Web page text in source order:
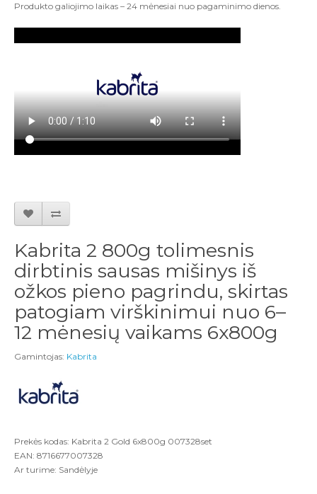
Produkto galiojimo laikas – 24 mėnesiai nuo pagaminimo dienos.
Kabrita 2 800g tolimesnis
dirbtinis sausas mišinys iš
ožkos pieno pagrindu, skirtas
patogiam virškinimui nuo 6–
12 mėnesių vaikams 6x800g
Gamintojas: Kabrita
Prekės kodas: Kabrita 2 Gold 6x800g 007328set
EAN: 8716677007328
Ar turime: Sandėlyje